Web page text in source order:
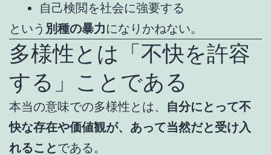
自己検閲を社会に強要する
という 別種の暴力になりかねない。
多様性とは「不快を許容
する」ことである
本当の意味での多様性とは、 自分にとって不
快な存在や価値観が、あって当然だと受け入
れることである。